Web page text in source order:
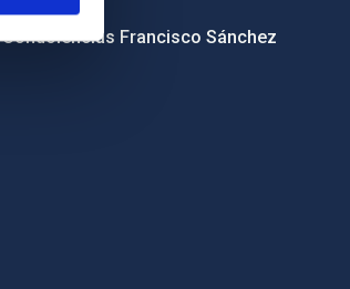
Condolencias Francisco Sánchez